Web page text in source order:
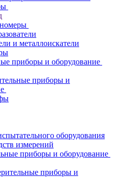
и металлоискатели
приборы и оборудование
приборы и
оборудования
измерений
приборы и оборудование
приборы и